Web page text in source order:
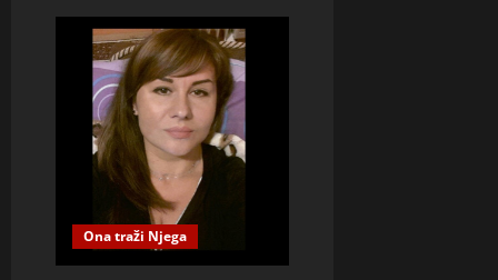
Ona traži Njega